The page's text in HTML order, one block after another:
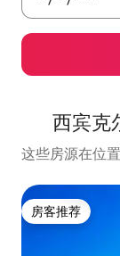
西宾克
这些房源在位
房客推荐
房客推荐